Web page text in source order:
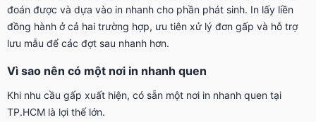
đoán được và dựa vào in nhanh cho phần phát sinh. In lấy liền
đồng hành ở cả hai trường hợp, ưu tiên xử lý đơn gấp và hỗ trợ
lưu mẫu để các đợt sau nhanh hơn.
Vì sao nên có một nơi in nhanh quen
Khi nhu cầu gấp xuất hiện, có sẵn một nơi in nhanh quen tại
TP.HCM là lợi thế lớn.